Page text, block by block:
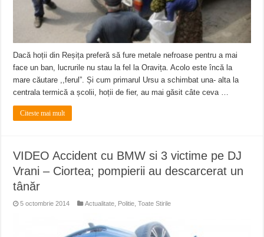
Dacă hoții din Reșița preferă să fure metale nefroase pentru a mai
face un ban, lucrurile nu stau la fel la Oravița. Acolo este încă la
mare căutare ,,ferul”. Și cum primarul Ursu a schimbat una- alta la
centrala termică a școlii, hoții de fier, au mai găsit câte ceva …
Citeste mai mult
VIDEO Accident cu BMW si 3 victime pe DJ
Vrani – Ciortea; pompierii au descarcerat un
tânăr
5 octombrie 2014 Actualitate Politie ,Toate Stirile